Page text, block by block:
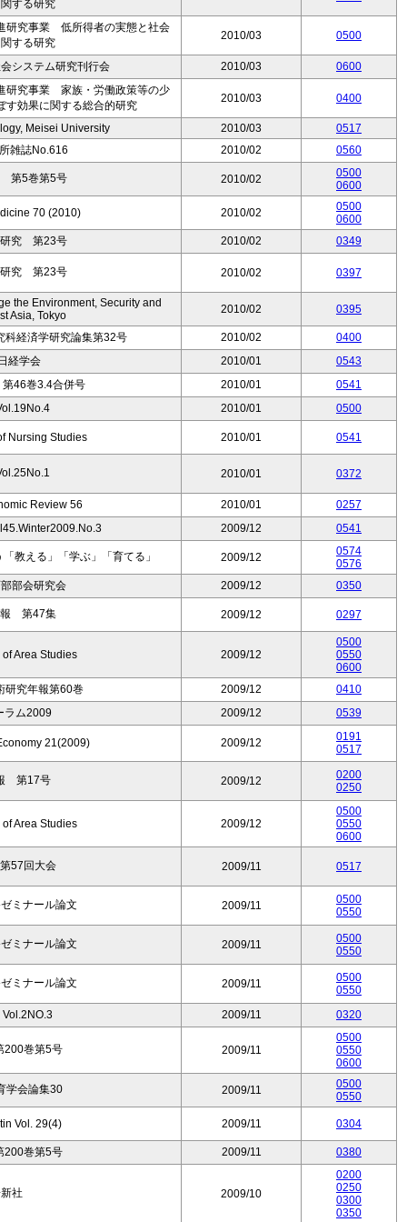
する研究
研究事業 低所得者の実態と社会
する研究
2010/03 0500
システム研究刊行会 2010/03
0600
研究事業 家族・労働政策等の少
す効果に関する総合的研究
2010/03 0400
Meisei University 2010/03
0517
雑誌No.616
2010/02 0560
第5巻第5号 2010/02
0500
0600
70 (2010) 2010/02
0500
0600
研究 第23号
2010/02 0349
研究 第23号 2010/02 0397
the Environment, Security and
Asia, Tokyo
2010/02 0395
科経済学研究論集第32号 2010/02
0400
経学会
2010/01
0543
46巻3.4合併号
2010/01
0541
2010/01 0500
Nursing Studies 2010/01 0541
2010/01 0372
Review 56 2010/01
0257
2009/12 0541
える」「学ぶ」「育てる」 2009/12
0574
0576
部会研究会
2009/12 0350
報 第47集 2009/12 0297
Area Studies 2009/12
0500
0550
0600
究年報第60巻
2009/12
0410
ラム2009
2009/12 0539
21(2009) 2009/12
0191
0517
第17号 2009/12
0200
0250
Area Studies 2009/12
0500
0550
0600
57回大会 2009/11 0517
ミナール論文 2009/11
0500
0550
ミナール論文 2009/11
0500
0550
ミナール論文 2009/11
0500
0550
2009/11 0320
巻第5号 2009/11
0500
0550
0600
会論集30 2009/11
0500
0550
Vol. 29(4) 2009/11 0304
巻第5号 2009/11 0380
社 2009/10
0200
0250
0300
0350